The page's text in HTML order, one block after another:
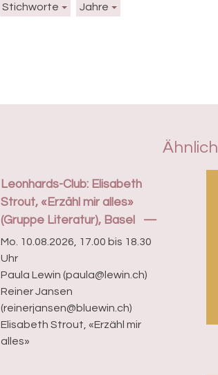
Stichworte Jahre
Ähnlich
Leonhards-Club: Elisabeth
Strout, «Erzähl mir alles»
(Gruppe Literatur), Basel
Mo. 10.08.2026, 17.00 bis 18.30
Uhr
Paula Lewin (paula@lewin.ch)
Reiner Jansen
(reinerjansen@bluewin.ch)
Elisabeth Strout, «Erzähl mir
alles»